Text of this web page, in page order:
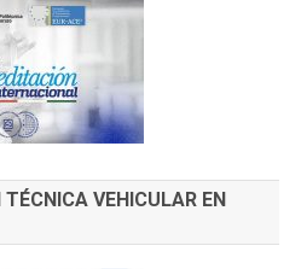
TÉCNICA VEHICULAR EN